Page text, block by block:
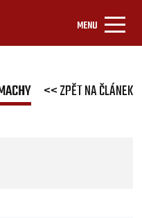
MENU
<< ZPĚT NA ČLÁNEK